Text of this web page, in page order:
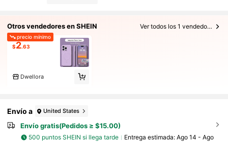
Otros vendedores en SHEIN Ver todos los 1 vendedores
precio mínimo
$2.63
Dwellora
Envío a United States
Envío gratis(Pedidos ≥ $15.00)
500 puntos SHEIN si llega tarde Entrega estimada: Ago 14 - Ago